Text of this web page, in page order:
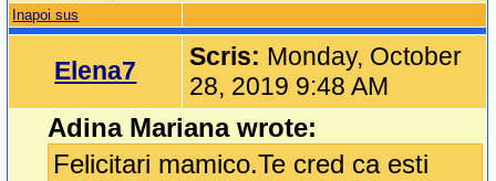
Inapoi sus
Elena7 Scris: Monday, October
28, 2019 9:48 AM
Adina Mariana wrote:
Felicitari mamico.Te cred ca esti